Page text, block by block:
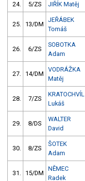
24. 5/ZS JIŘÍK Matěj
25. 13/DM
JEŘÁBEK
Tomáš
26. 6/ZS
SOBOTKA
Adam
27. 14/DM
VODRÁŽKA
Matěj
28. 7/ZS
KRATOCHVÍL
Lukáš
29. 8/DS
WALTER
David
30. 8/ZS
ŠOTEK
Adam
31. 15/DM
NĚMEC
Radek